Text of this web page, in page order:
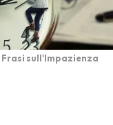
Frasi sull'Impazienza